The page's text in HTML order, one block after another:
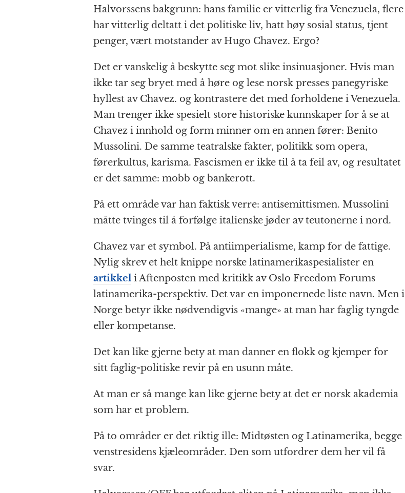
Halvorssens bakgrunn: hans familie er vitterlig fra Venezuela, flere
har vitterlig deltatt i det politiske liv, hatt høy sosial status, tjent
penger, vært motstander av Hugo Chavez. Ergo?
Det er vanskelig å beskytte seg mot slike insinuasjoner. Hvis man
ikke tar seg bryet med å høre og lese norsk presses panegyriske
hyllest av Chavez. og kontrastere det med forholdene i Venezuela.
Man trenger ikke spesielt store historiske kunnskaper for å se at
Chavez i innhold og form minner om en annen fører: Benito
Mussolini. De samme teatralske fakter, politikk som opera,
førerkultus, karisma. Fascismen er ikke til å ta feil av, og resultatet
er det samme: mobb og bankerott.
På ett område var han faktisk verre: antisemittismen. Mussolini
måtte tvinges til å forfølge italienske jøder av teutonerne i nord.
Chavez var et symbol. På antiimperialisme, kamp for de fattige.
Nylig skrev et helt knippe norske latinamerikaspesialister en
artikkel i Aftenposten med kritikk av Oslo Freedom Forums
latinamerika-perspektiv. Det var en imponernede liste navn. Men i
Norge betyr ikke nødvendigvis «mange» at man har faglig tyngde
eller kompetanse.
Det kan like gjerne bety at man danner en flokk og kjemper for
sitt faglig-politiske revir på en usunn måte.
At man er så mange kan like gjerne bety at det er norsk akademia
som har et problem.
På to områder er det riktig ille: Midtøsten og Latinamerika, begge
venstresidens kjæleområder. Den som utfordrer dem her vil få
svar.